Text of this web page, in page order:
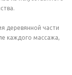
деревянной части
каждого массажа,